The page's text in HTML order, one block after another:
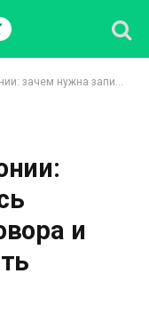
разговора и как ее использовать эффективно
и